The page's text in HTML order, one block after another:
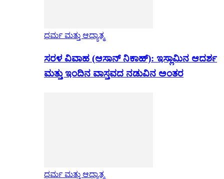
ಧರ್ಮ ಮತ್ತು ಆಧ್ಯಾತ್ಮ
ಸರಳ ವಿವಾಹ (ಆಸಾನ್ ನಿಕಾಹ್): ಇಸ್ಲಾಮಿನ ಆದರ್ಶ
ಮತ್ತು ಇಂದಿನ ವಾಸ್ತವದ ನಡುವಿನ ಅಂತರ
ಧರ್ಮ ಮತ್ತು ಆಧ್ಯಾತ್ಮ